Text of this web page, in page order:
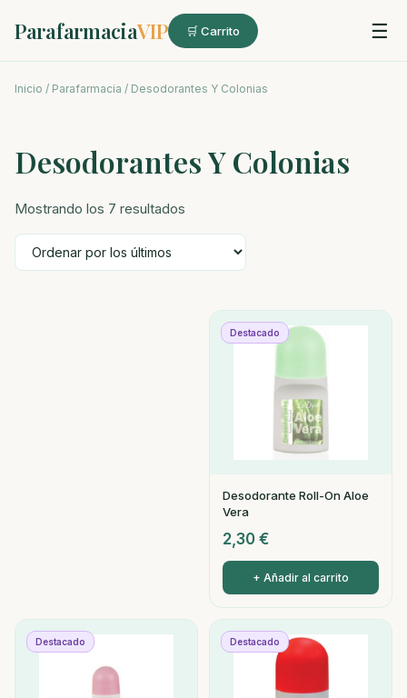
ParafarmaciaVIP 🛒 Carrito ☰
Inicio / Parafarmacia / Desodorantes Y Colonias
Desodorantes Y Colonias
Mostrando los 7 resultados
por
últimos
Destacado
Desodorante Roll-On Aloe
Vera
2,30 €
+ Añadir al carrito
Destacado Destacado